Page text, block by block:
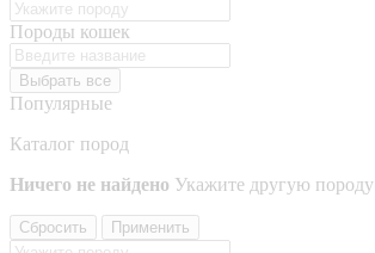
Породы кошек
Выбрать все
Популярные
Каталог пород
Ничего не найдено Укажите другую породу
Сбросить Применить